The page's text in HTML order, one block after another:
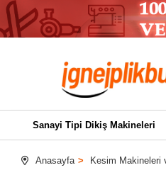
Sanayi Tipi Dikiş Makineleri
Anasayfa Kesim Makineleri